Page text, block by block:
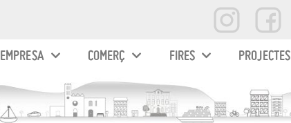
EMPRESA COMERÇ FIRES PROJECTES